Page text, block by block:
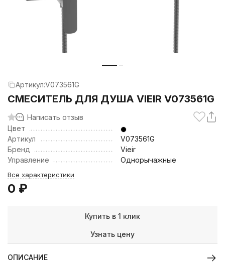
Артикул:V073561G
СМЕСИТЕЛЬ ДЛЯ ДУША VIEIR V073561G
Написать отзыв
Цвет
Артикул
V073561G
Бренд
Vieir
Управление
Однорычажные
Все характеристики
0 ₽
Купить в 1 клик
Узнать цену
ОПИСАНИЕ